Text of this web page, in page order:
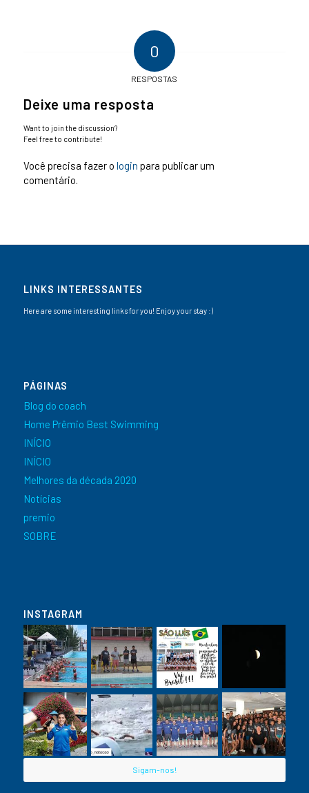
0
RESPOSTAS
Deixe uma resposta
Want to join the discussion?
Feel free to contribute!
Você precisa fazer o login para publicar um
comentário.
LINKS INTERESSANTES
Here are some interesting links for you! Enjoy your stay :)
PÁGINAS
Blog do coach
Home Prêmio Best Swimming
INÍCIO
INÍCIO
Melhores da década 2020
Notícias
premio
SOBRE
INSTAGRAM
Sigam-nos!